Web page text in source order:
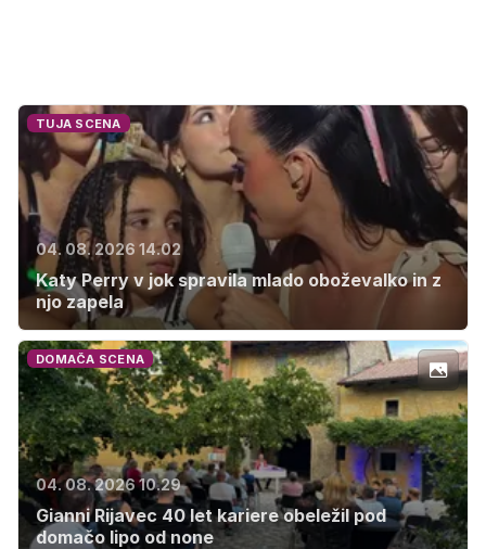
TUJA SCENA
04. 08. 2026 14.02
Katy Perry v jok spravila mlado oboževalko in z
njo zapela
DOMAČA SCENA
04. 08. 2026 10.29
Gianni Rijavec 40 let kariere obeležil pod
domačo lipo od none